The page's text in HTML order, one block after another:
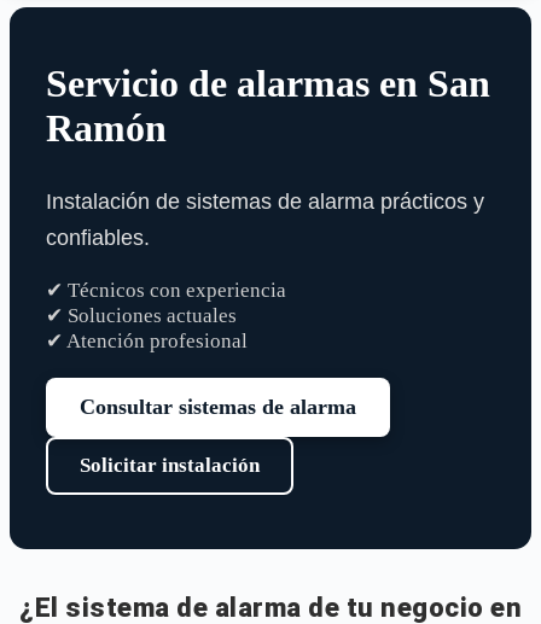
Servicio de alarmas en San
Ramón
Instalación de sistemas de alarma prácticos y
confiables.
✔ Técnicos con experiencia
✔ Soluciones actuales
✔ Atención profesional
Consultar sistemas de alarma
Solicitar instalación
¿El sistema de alarma de tu negocio en